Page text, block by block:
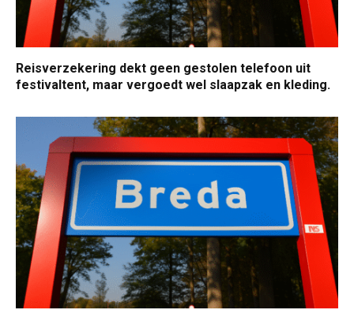
Reisverzekering dekt geen gestolen telefoon uit
festivaltent, maar vergoedt wel slaapzak en kleding.